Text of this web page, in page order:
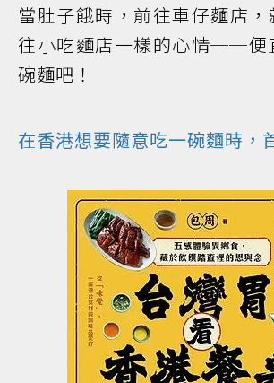
當肚子餓時，前往車仔麵店
往小吃麵店一樣的心情──便
碗麵吧！
在香港想要隨意吃一碗麵時，